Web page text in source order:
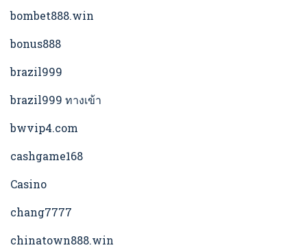
bombet888.win
bonus888
brazil999
brazil999 ทางเข้า
bwvip4.com
cashgame168
Casino
chang7777
chinatown888.win